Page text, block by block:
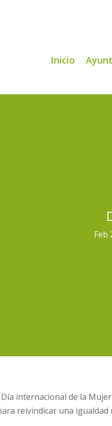
Inicio
Feb
internacional de la
reivindicar una